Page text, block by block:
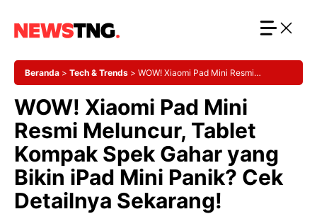
Beranda > Tech & Trends > WOW! Xiaomi Pad Mini Resmi
Cek Detailnya Sekarang!
WOW! Xiaomi Pad Mini
Resmi Meluncur, Tablet
Kompak Spek Gahar yang
Bikin iPad Mini Panik? Cek
Detailnya Sekarang!